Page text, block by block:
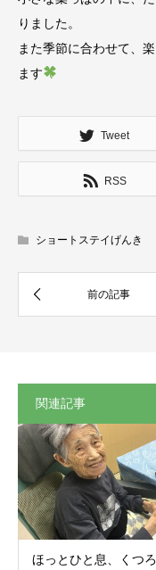
りました。
また季節に合わせて、
ます
Tweet
RSS
ショートステイげんき
関連記事
ほっとひと息、くつ